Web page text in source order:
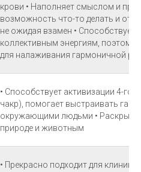
крови • Наполняет смыслом и
возможность что-то делать и
не ожидая взамен •
коллективным энергиям,
для налаживания гармоничной
• Способствует активизации 4-го
чакр), помогает выстраивать
окружающими людьми •
природе и животным
• Прекрасно подходит для